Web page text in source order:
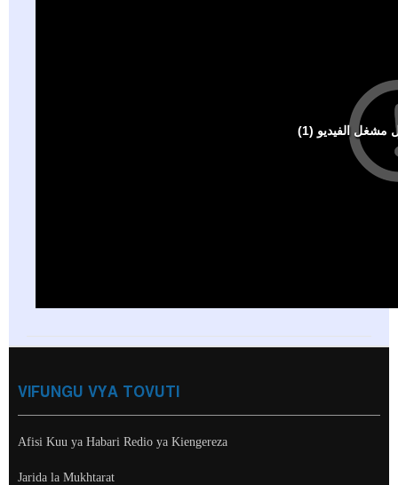
VIFUNGU VYA TOVUTI
Afisi Kuu ya Habari Redio ya Kiengereza
Jarida la Mukhtarat